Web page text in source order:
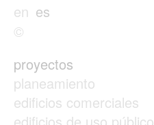
en es
©
proyectos
planeamiento
edificios comerciales